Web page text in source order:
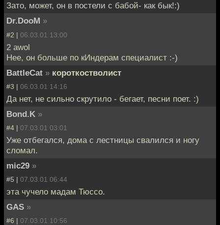
Зато, может, он в постели с бабой- как бык!:)
Dr.DooM »
#2 | 06.03.01 13:00
2 awol
Нее, он больше по кИндерам специалист :-)
BattleCat » короткостволист
#3 | 06.03.01 14:16
Да нет, не сильно скрутило - бегает, песни поет. :)
Bond.K »
#4 | 07.03.01 03:01
Уже отбегался, дома с лестницы свалился и ногу
сломал.
mic29 »
#5 | 07.03.01 06:44
эта чучело мадам Тюссо.
GAS »
#6 | 07.03.01 10:56